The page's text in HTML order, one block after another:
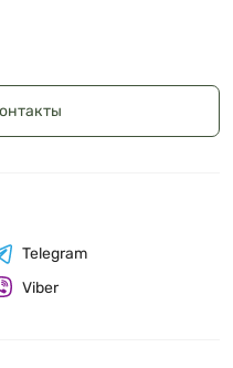
Telegram
Viber